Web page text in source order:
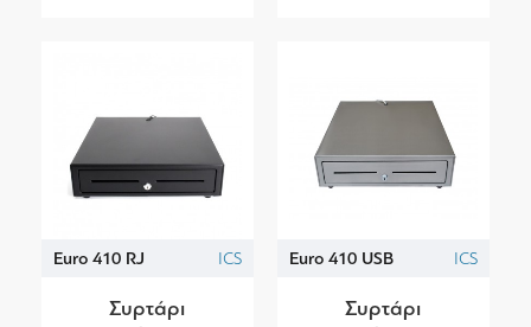
Euro 410 RJ ICS
Συρτάρι
Euro 410 USB ICS
Συρτάρι